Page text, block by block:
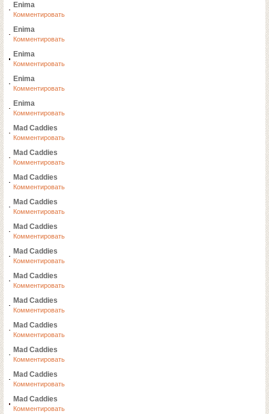
Enima
Комментировать
Enima
Комментировать
Enima
Комментировать
Enima
Комментировать
Enima
Комментировать
Mad Caddies
Комментировать
Mad Caddies
Комментировать
Mad Caddies
Комментировать
Mad Caddies
Комментировать
Mad Caddies
Комментировать
Mad Caddies
Комментировать
Mad Caddies
Комментировать
Mad Caddies
Комментировать
Mad Caddies
Комментировать
Mad Caddies
Комментировать
Mad Caddies
Комментировать
Mad Caddies
Комментировать